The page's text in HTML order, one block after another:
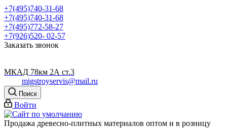
+7(495)740-31-68
+7(495)740-31-68
+7(495)772-58-27
+7(926)520- 02-57
Заказать звонок
МКАД 78км 2А ст.3
migstroyservis@mail.ru
Поиск
Войти
Продажа древесно-плитных материалов оптом и в розницу